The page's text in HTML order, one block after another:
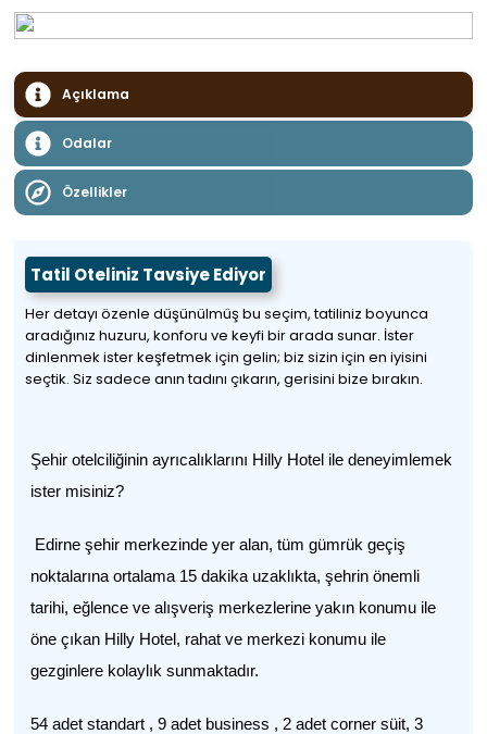
Açıklama
Odalar
Özellikler
Tatil Oteliniz Tavsiye Ediyor
Her detayı özenle düşünülmüş bu seçim, tatiliniz boyunca
aradığınız huzuru, konforu ve keyfi bir arada sunar. İster
dinlenmek ister keşfetmek için gelin; biz sizin için en iyisini
seçtik. Siz sadece anın tadını çıkarın, gerisini bize bırakın.
Şehir otelciliğinin ayrıcalıklarını Hilly Hotel ile deneyimlemek
ister misiniz?
Edirne şehir merkezinde yer alan, tüm gümrük geçiş
noktalarına ortalama 15 dakika uzaklıkta, şehrin önemli
tarihi, eğlence ve alışveriş merkezlerine yakın konumu ile
öne çıkan Hilly Hotel, rahat ve merkezi konumu ile
gezginlere kolaylık sunmaktadır.
54 adet standart , 9 adet business , 2 adet corner süit, 3